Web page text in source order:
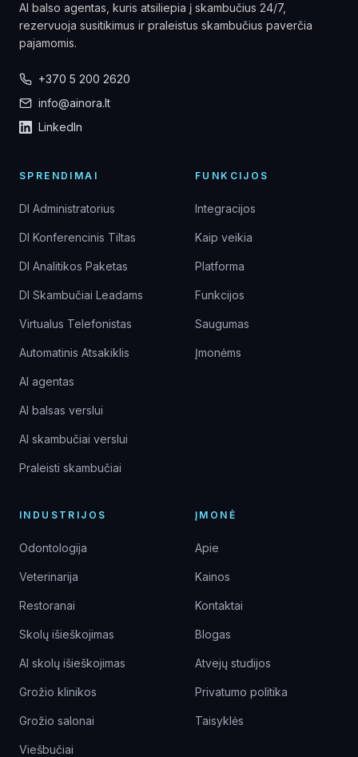
AI balso agentas, kuris atsiliepia į skambučius 24/7,
rezervuoja susitikimus ir praleistus skambučius paverčia
pajamomis.
+370 5 200 2620
info@ainora.lt
LinkedIn
SPRENDIMAI
DI Administratorius
DI Konferencinis Tiltas
DI Analitikos Paketas
DI Skambučiai Leadams
Virtualus Telefonistas
Automatinis Atsakiklis
AI agentas
AI balsas verslui
AI skambučiai verslui
Praleisti skambučiai
FUNKCIJOS
Integracijos
Kaip veikia
Platforma
Funkcijos
Saugumas
Įmonėms
INDUSTRIJOS
Odontologija
Veterinarija
Restoranai
Skolų išieškojimas
AI skolų išieškojimas
Grožio klinikos
Grožio salonai
Viešbučiai
ĮMONĖ
Apie
Kainos
Kontaktai
Blogas
Atvejų studijos
Privatumo politika
Taisyklės